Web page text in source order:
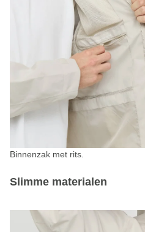
Binnenzak met rits.
Slimme materialen